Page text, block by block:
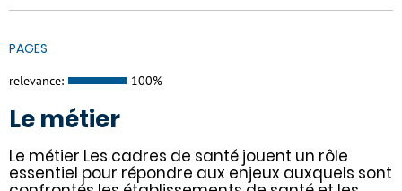
PAGES
relevance: 100%
Le métier
Le métier Les cadres de santé jouent un rôle
essentiel pour répondre aux enjeux auxquels sont